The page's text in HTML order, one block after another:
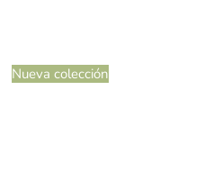
Nueva colección